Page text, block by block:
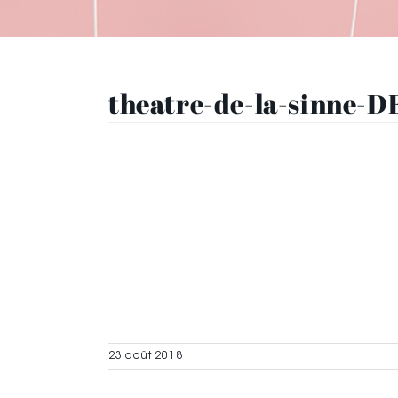
theatre-de-la-sinne-
23 août 2018